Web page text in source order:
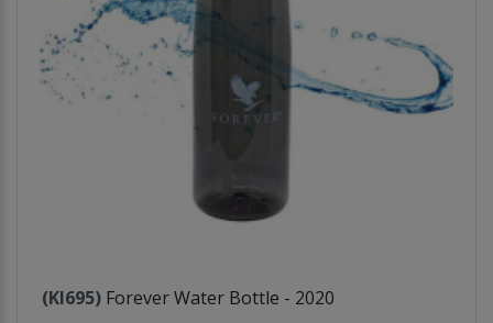
(KI695) Forever Water Bottle - 2020